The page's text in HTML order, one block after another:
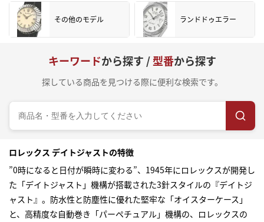
その他のモデル ランドドゥエラー
キーワードから探す /型番から探す
探している商品を見つける際に便利な検索です。
ロレックス デイトジャストの特徴
”0時になると日付が瞬時に変わる”、1945年にロレックスが開発し
た「デイトジャスト」機構が搭載された3針スタイルの『デイトジ
ャスト』。防水性と防塵性に優れた堅牢な「オイスターケース」
と、高精度な自動巻き「パーペチュアル」機構の、ロレックスの